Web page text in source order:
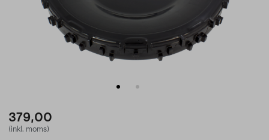
379,00
(inkl. moms)